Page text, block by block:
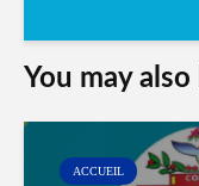
You may also
ACCUEIL